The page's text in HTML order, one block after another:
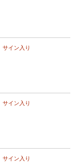
サイン入り
サイン入り
サイン入り